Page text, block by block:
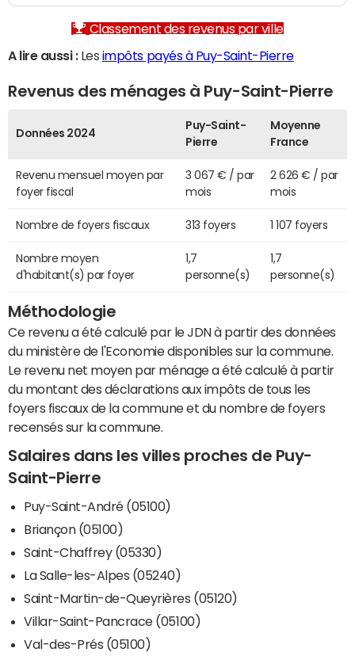
Classement des revenus par ville
A lire aussi :Les impôts payés à Puy-Saint-Pierre
Revenus des ménages à Puy-Saint-Pierre
Données 2024
Puy-Saint-
Pierre
Moyenne
France
Revenu mensuel moyen par
foyer fiscal
3 067 € / par
mois
2 626 € / par
mois
Nombre de foyers fiscaux 313 foyers 1 107 foyers
Nombre moyen
d'habitant(s) par foyer
1,7
personne(s)
1,7
personne(s)
Méthodologie
Ce revenu a été calculé par le JDN à partir des données
du ministère de l'Economie disponibles sur la commune.
Le revenu net moyen par ménage a été calculé à partir
du montant des déclarations aux impôts de tous les
foyers fiscaux de la commune et du nombre de foyers
recensés sur la commune.
Salaires dans les villes proches de Puy-
Saint-Pierre
Puy-Saint-André (05100)
Briançon (05100)
Saint-Chaffrey (05330)
La Salle-les-Alpes (05240)
Saint-Martin-de-Queyrières (05120)
Villar-Saint-Pancrace (05100)
Val-des-Prés (05100)